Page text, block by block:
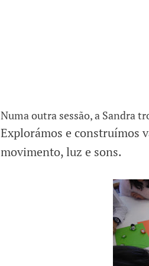
Numa outra sessão, a Sandra
Explorámos e construímos
movimento, luz e sons.